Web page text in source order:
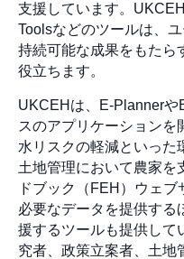
支援しています。
Toolsなどのツールは、
持続可能な成果をもたら
役立ちます。
UKCEHは、E-Plannerや
スのアプリケーションを
水リスクの軽減といった
土地管理において農家を
ドブック（FEH）ウェ
必要なデータを提供する
援するツールも提供して
究者、政策立案者、土地